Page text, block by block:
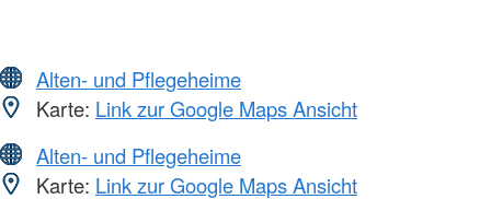
Alten- und Pflegeheime
Karte: Link zur Google Maps Ansicht
Alten- und Pflegeheime
Karte: Link zur Google Maps Ansicht